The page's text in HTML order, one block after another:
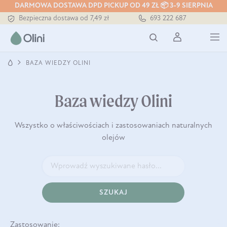
DARMOWA DOSTAWA DPD PICKUP OD 49 ZŁ 📦 3-9 SIERPNIA
Bezpieczna dostawa od 7,49 zł
Darmowa dostawa od 199 zł
Tłoczony zawsze na zimno
693 222 687
BAZA WIEDZY OLINI
Baza wiedzy Olini
Wszystko o właściwościach i zastosowaniach naturalnych
olejów
SZUKAJ
Zastosowanie: